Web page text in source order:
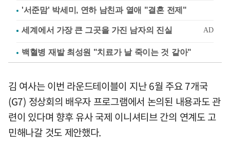
'서준맘' 박세미, 연하 남친과 열애 "결혼 전제"
백혈병 재발 최성원 "치료가 날 죽이는 것 같아"
김 여사는 이번 라운드테이블이 지난 6월 주요 7개국
(G7) 정상회의 배우자 프로그램에서 논의된 내용과도 관
련이 있다며 향후 유사 국제 이니셔티브 간의 연계도 고
민해나갈 것도 제안했다.